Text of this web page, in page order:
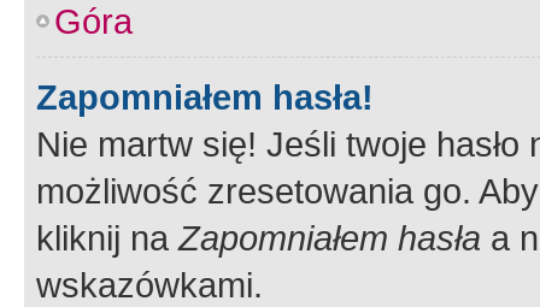
Góra
Zapomniałem hasła!
Nie martw się! Jeśli twoje
możliwość zresetowania go.
kliknij naZapomniałem hasła a
wskazówkami.